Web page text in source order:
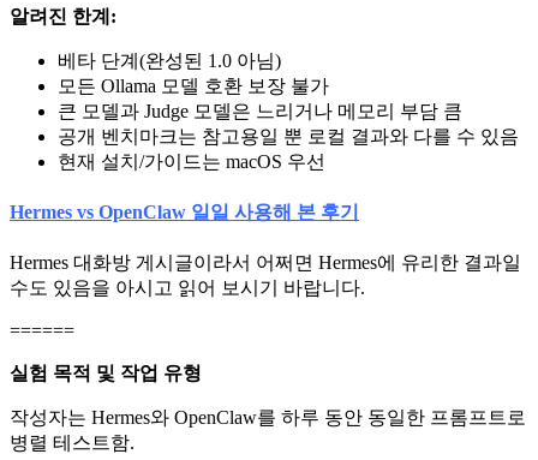
알려진 한계:
베타 단계(완성된 1.0 아님)
모든 Ollama 모델 호환 보장 불가
큰 모델과 Judge 모델은 느리거나 메모리 부담 큼
공개 벤치마크는 참고용일 뿐 로컬 결과와 다를 수 있음
현재 설치/가이드는 macOS 우선
Hermes vs OpenClaw 일일 사용해 본 후기
Hermes 대화방 게시글이라서 어쩌면 Hermes에 유리한 결과일
수도 있음을 아시고 읽어 보시기 바랍니다.
======
실험 목적 및 작업 유형
작성자는 Hermes와 OpenClaw를 하루 동안 동일한 프롬프트로
병렬 테스트함.